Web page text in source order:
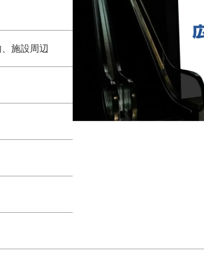
施設周辺